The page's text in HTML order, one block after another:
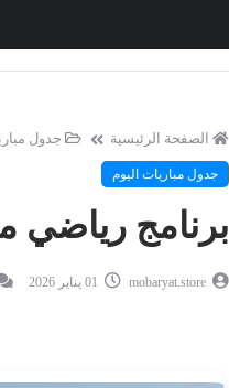
الصفحة الرئيسية جدول
جدول مباريات اليوم
برنامج رياضي
mobaryat.store